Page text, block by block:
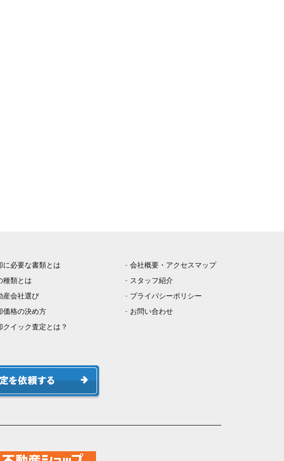
に必要な書類とは
種類とは
産会社選び
価格の決め方
クイック査定とは？
会社概要・アクセスマップ
スタッフ紹介
プライバシーポリシー
お問い合わせ